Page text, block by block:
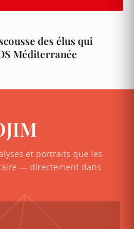
des élus qui
Méditerranée
et portraits que les
— directement dans